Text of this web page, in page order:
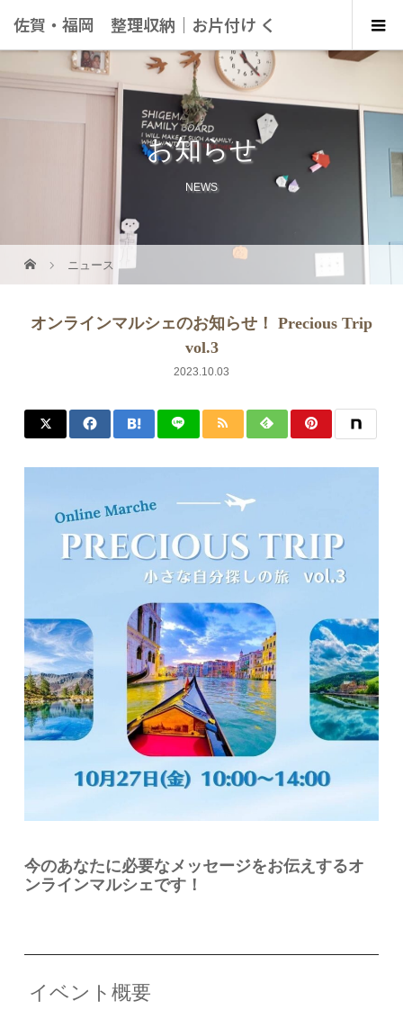
佐賀・福岡 整理収納｜お片付け く
らしにこっと
お知らせ
NEWS
ニュース
オンラインマルシェのお知らせ！ Precious Trip
vol.3
2023.10.03
今のあなたに必要なメッセージをお伝えするオ
ンラインマルシェです！
イベント概要